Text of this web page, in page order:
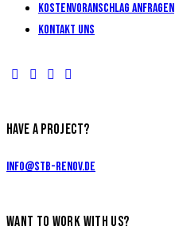
KOSTENVORANSCHLAG ANFRAGEN
Kontakt uns
HAVE A PROJECT?
info@stb-renov.de
WANT TO WORK WITH US?